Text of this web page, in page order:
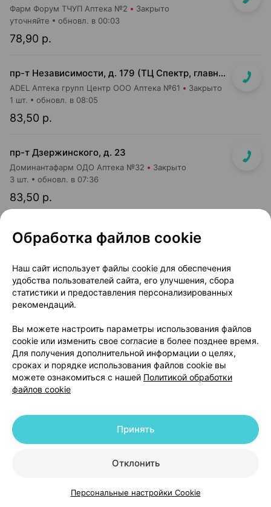
КаталогКорзинаИзбранноеПрофиль
Фарм Форум ТЧУП Аптека №2 Закрыто
78,90 р.
уточняйте обновл. в 00:03
пр-т Независимости, д. 179 (ТЦ Спектр, главный вход, 1 этаж)
ADEL Аптека групп Центр ООО Аптека №61 Закрыто
83,50 р.
1 шт. обновл. в 08:05
пр-т Дзержинского, д. 23
Доминантафарм ОДО Аптека №32 Закрыто
83,50 р.
3 шт. обновл. в 07:36
InLek ДКМ-ФАРМ ОДО Аптека №38 Закрыто
86,01 р.
а/г Сеница, ул. Зеленая, д. 1/5 (с-т "Гиппо")
InLek ДКМ-ФАРМ ОДО Аптека №36 Закрыто
86,01 р.
1 шт. обновл. в 08:02
86,01 р.
1 шт. обновл. в 08:02
Показать еще
Обработка файлов cookie
Наш сайт использует файлы cookie для обеспечения
удобства пользователей сайта, его улучшения, сбора
статистики и предоставления персонализированных
рекомендаций.
Вы можете настроить параметры использования файлов
cookie или изменить свое согласие в более позднее время.
Для получения дополнительной информации о целях,
сроках и порядке использования файлов cookie вы
можете ознакомиться с нашей Политикой обработки
файлов cookie
Отклонить
Принять
Персональные настройки Cookie